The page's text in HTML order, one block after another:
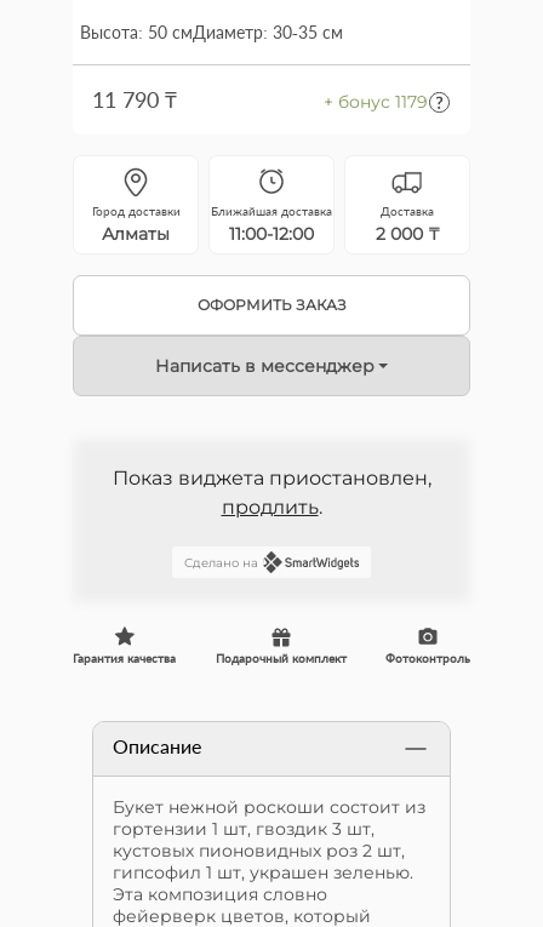
Высота: 50 смДиаметр: 30-35 см
11 790 ₸ + бонус 1179
Город доставки
Алматы
Ближайшая доставка
11:00-12:00
Доставка
2 000 ₸
ОФОРМИТЬ ЗАКАЗ
Написать в мессенджер
Показ виджета приостановлен,
продлить.
Сделано на
Гарантия качества Фотоконтроль
Подарочный комплект
Описание
Букет нежной роскоши состоит из
гортензии 1 шт, гвоздик 3 шт,
кустовых пионовидных роз 2 шт,
гипсофил 1 шт, украшен зеленью.
Эта композиция словно
фейерверк цветов, который